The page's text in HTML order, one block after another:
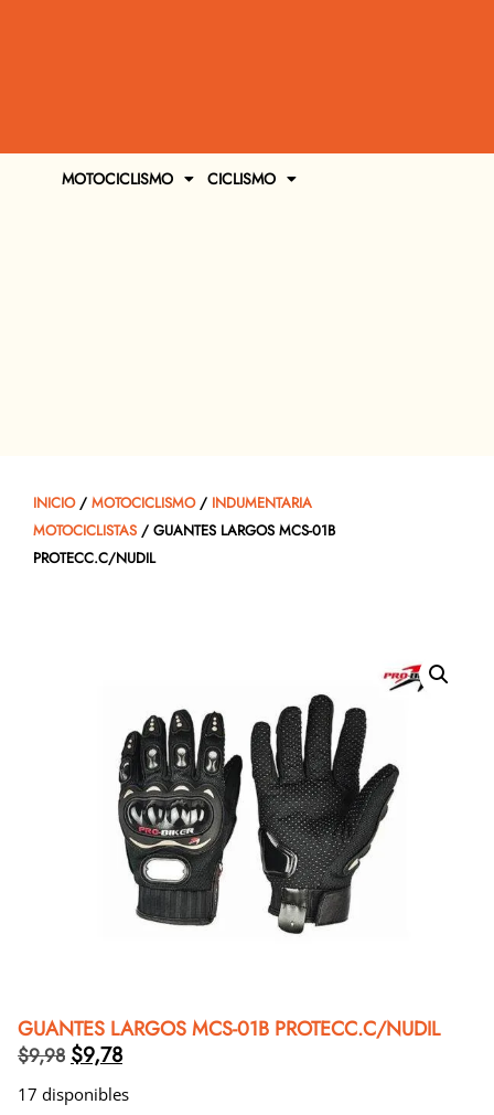
MOTOCICLISMO CICLISMO
INICIO/ MOTOCICLISMO/ INDUMENTARIA
MOTOCICLISTAS / GUANTES LARGOS MCS-01B
PROTECC.C/NUDIL
GUANTES LARGOS MCS-01B PROTECC.C/NUDIL
$9,98 $9,78
17 disponibles